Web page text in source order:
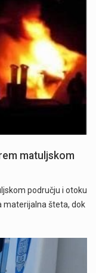
matuljskom
području i otoku
materijalna šteta, dok